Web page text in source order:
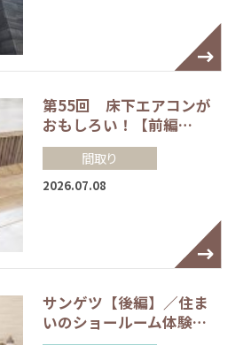
第55回 床下エアコンが
おもしろい！【前編…
間取り
2026.07.08
サンゲツ【後編】／住ま
いのショールーム体験…